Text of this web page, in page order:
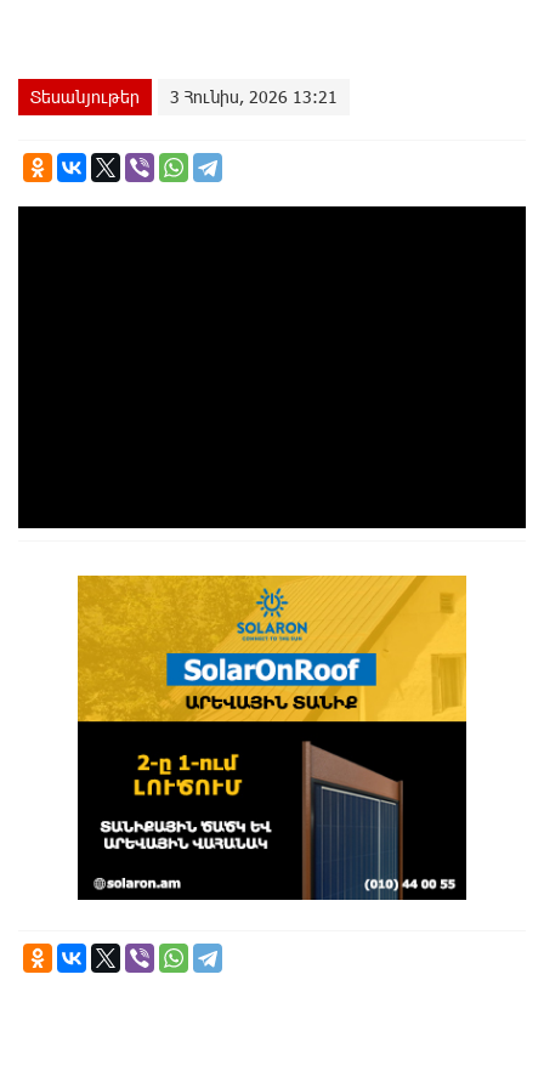
Տեսանյութեր 3 Հունիս, 2026 13:21